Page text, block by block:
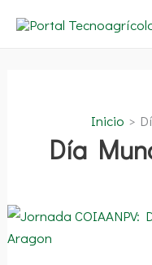
Inicio
Día
Jornada
COIAANPV
–
LA